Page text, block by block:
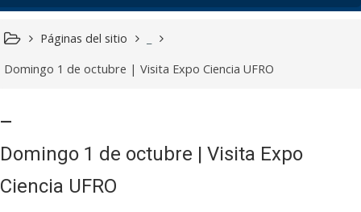
Páginas del sitio
Domingo 1 de octubre | Visita Expo Ciencia UFRO
Domingo 1 de octubre | Visita Expo
Ciencia UFRO